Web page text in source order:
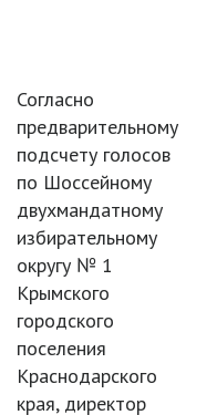
Согласно
предварительному
подсчету голосов
по Шоссейному
двухмандатному
избирательному
округу № 1
Крымского
городского
поселения
Краснодарского
края, директор